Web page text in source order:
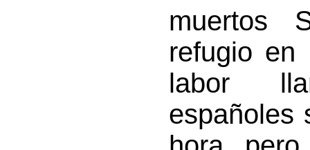
muertos
refugio
labor
españoles